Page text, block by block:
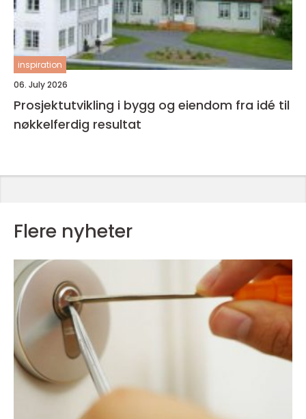
inspiration
06. July 2026
Prosjektutvikling i bygg og eiendom fra idé til
nøkkelferdig resultat
Flere nyheter